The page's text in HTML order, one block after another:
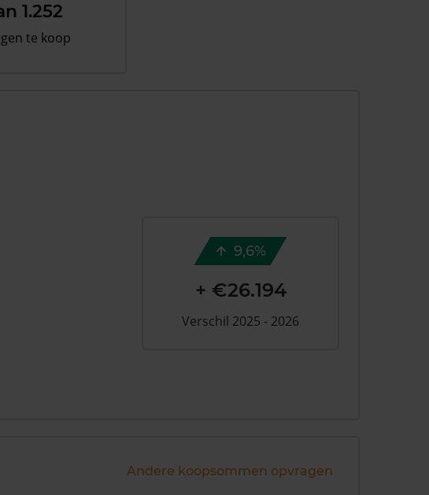
1.252
te koop
9,6%
+ €26.194
Verschil 2025 - 2026
Andere koopsommen opvragen